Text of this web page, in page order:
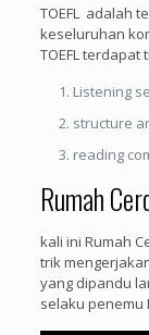
TOEFL adalah
keseluruhan
TOEFL terdapat
Listening
structure
reading
Rumah
kali ini Rumah
trik
yang dipandu
selaku penemu